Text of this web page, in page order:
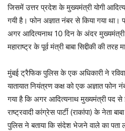
जिसमें उत्तर प्रदेश के मुख्यमंत्री योगी
गयी है। फोन अज्ञात नंबर से किया गया था।
अगर आदित्यनाथ 10 दिन के अंदर मुख्यमंत्री
महाराष्ट्र के पूर्व मंत्री बाबा सिद्दीकी की तरह
मुंबई ट्रैफिक पुलिस के एक अधिकारी ने
यातायात नियंत्रण कक्ष को एक अज्ञात
गया है कि अगर आदित्यनाथ मुख्यमंत्री पद से
राष्ट्रवादी कांग्रेस पार्टी (राकांपा) के नेता
पुलिस ने बताया कि संदेश भेजने वाले का पता